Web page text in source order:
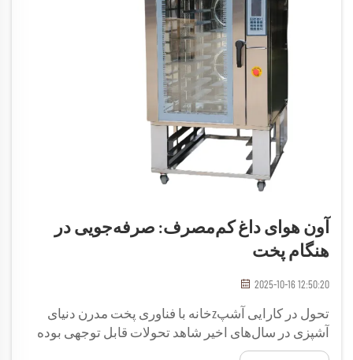
آون هوای داغ کم‌مصرف: صرفه‌جویی در
هنگام پخت
2025-10-16 12:50:20
تحول در کارایی آشپzخانه با فناوری پخت مدرن دنیای
آشپزی در سال‌های اخیر شاهد تحولات قابل توجهی بوده
است و در خط مقدم این تحول، آون هوای داغ قرار دارد.